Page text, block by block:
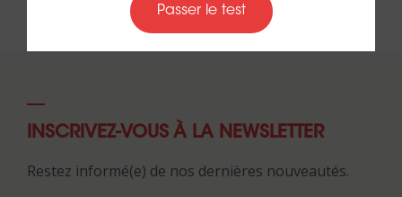
Passer le test
INSCRIVEZ-VOUS À LA NEWSLETTER
Restez informé(e) de nos dernières nouveautés.